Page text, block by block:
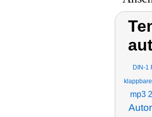
DIN-1
mp3